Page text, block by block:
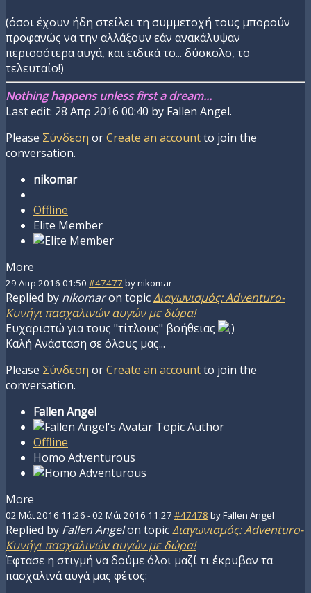
(όσοι έχουν ήδη στείλει τη συμμετοχή τους μπορούν
προφανώς να την αλλάξουν εάν ανακάλυψαν
περισσότερα αυγά, και ειδικά το... δύσκολο, το
τελευταίο!)
Nothing happens unless first a dream...
Last edit: 28 Απρ 2016 00:40 by Fallen Angel.
Please Σύνδεση orCreate an accountto join the
conversation.
nikomar
Offline
Elite Member
More
29 Απρ 2016 01:50 #47477 bynikomar
Replied by nikomaron topicΔιαγωνισμός: Adventuro-
Κυνήγι πασχαλινών αυγών με δώρα!
Ευχαριστώ για τους "τίτλους" βοήθειας
Καλή Ανάσταση σε όλους μας...
Please Σύνδεση orCreate an accountto join the
conversation.
Fallen Angel
Topic Author
Offline
Homo Adventurous
More
02 Μάι 2016 11:26 -02 Μάι 2016 11:27 #47478 byFallen Angel
Replied by Fallen Angelon topicΔιαγωνισμός: Adventuro-
Κυνήγι πασχαλινών αυγών με δώρα!
Έφτασε η στιγμή να δούμε όλοι μαζί τι έκρυβαν τα
πασχαλινά αυγά μας φέτος: